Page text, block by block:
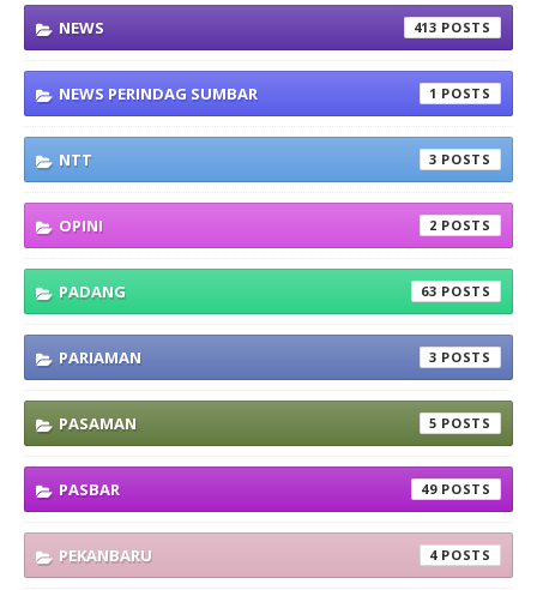
NEWS 413
NEWS PERINDAG SUMBAR 1
NTT 3
OPINI 2
PADANG 63
PARIAMAN 3
PASAMAN 5
PASBAR 49
PEKANBARU 4